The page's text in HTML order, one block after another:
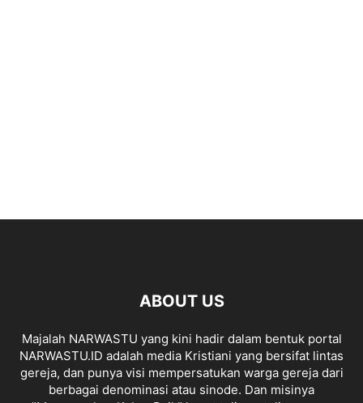
ABOUT US
Majalah NARWASTU yang kini hadir dalam bentuk portal
NARWASTU.ID adalah media Kristiani yang bersifat lintas
gereja, dan punya visi mempersatukan warga gereja dari
berbagai denominasi atau sinode. Dan misinya